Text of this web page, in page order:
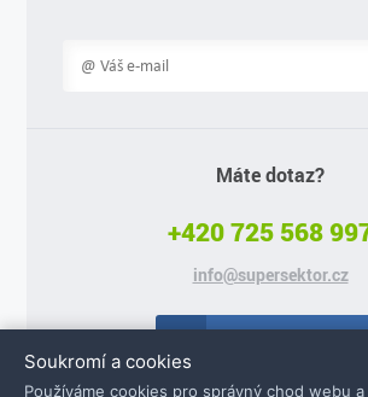
Máte dotaz?
+420 725 568
info@supersektor.cz
Soukromí a cookies
Používáme cookies pro správný chod webu